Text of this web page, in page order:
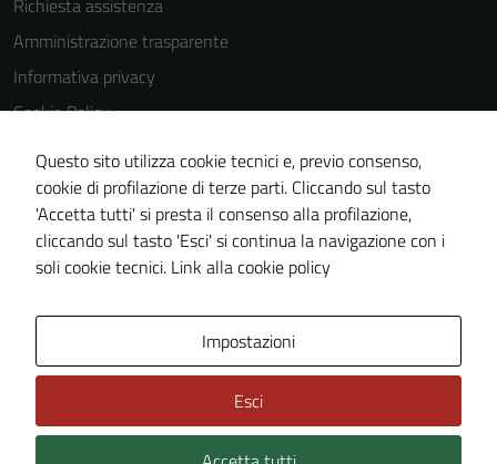
Richiesta assistenza
Amministrazione trasparente
Informativa privacy
Cookie Policy
Note legali
Dichiarazione di accessibilità
Obiettivi di accessibilità
Piano di miglioramento del sito
Questo sito utilizza cookie tecnici e, previo consenso,
cookie di profilazione di terze parti. Cliccando sul tasto
'Accetta tutti' si presta il consenso alla profilazione,
cliccando sul tasto 'Esci' si continua la navigazione con i
soli cookie tecnici. Link alla cookie policy
Impostazioni
Esci